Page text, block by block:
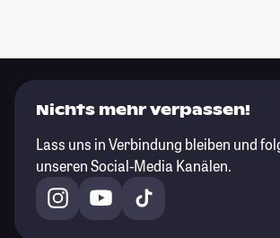
Nichts mehr verpassen!
Lass uns in Verbindung bleiben und
unseren Social-Media Kanälen.